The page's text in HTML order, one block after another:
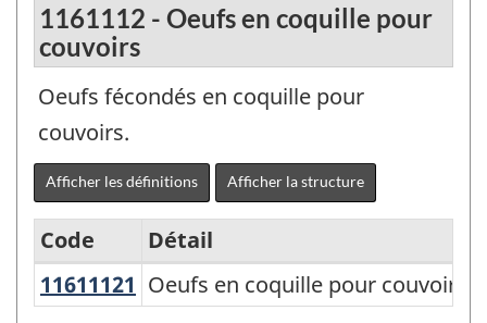
1161112 - Oeufs en coquille pour
couvoirs
Oeufs fécondés en coquille pour
couvoirs.
Afficher les définitions Afficher la structure
Variante
Code
Détail
11611121 Oeufs en coquille pour couvoirs
Oeufs en coquille pour couvoirs